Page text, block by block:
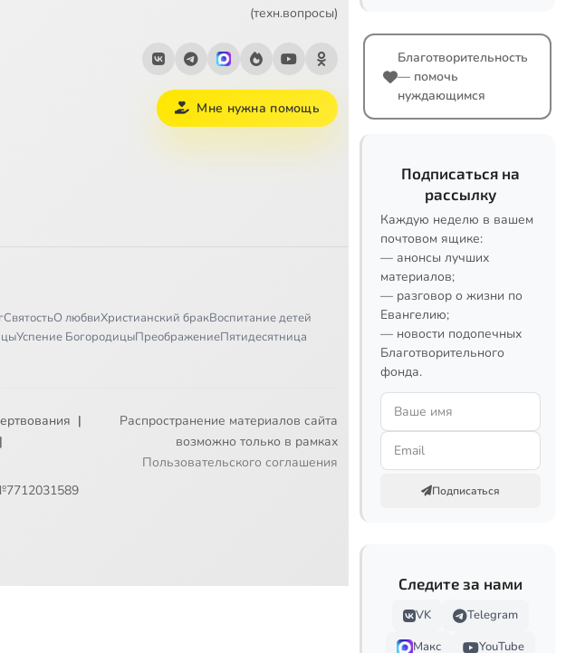
(техн.вопросы)
Мне нужна помощь
СвятостьО любвиХристианский бракВоспитание детей
Успение БогородицыПреображениеПятидесятница
|
|
Распространение материалов сайта
возможно только в рамках
Пользовательского соглашения
Благотворительность
— помочь
нуждающимся
Подписаться на
рассылку
Каждую неделю в вашем
почтовом ящике:
— анонсы лучших
материалов;
— разговор о жизни по
Евангелию;
— новости подопечных
Благотворительного
фонда.
Подписаться
Следите за нами
VK
Telegram
Макс
YouTube